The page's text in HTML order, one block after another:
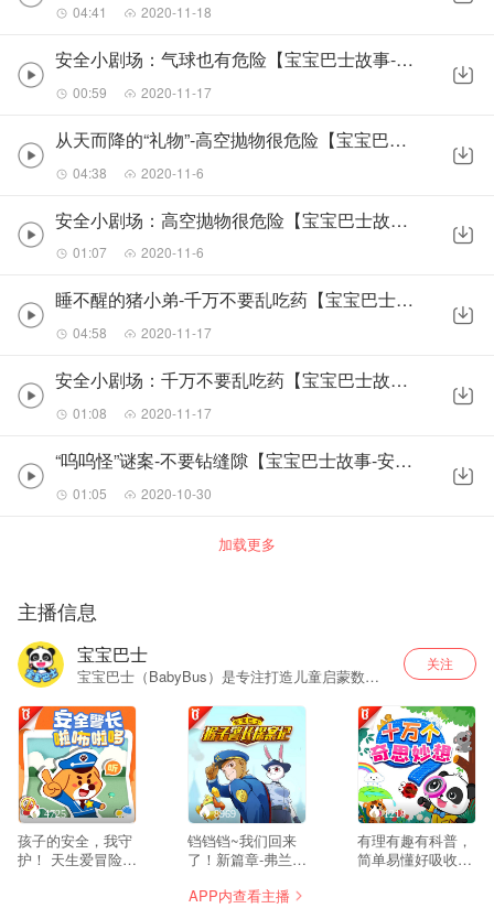
04:41 2020-11-18
安全小剧场：气球也有危险【宝宝巴士故事-安全警长啦咘啦哆】
00:59 2020-11-17
从天而降的“礼物”-高空抛物很危险【宝宝巴士故事-安全警长啦咘啦哆】
04:38 2020-11-6
安全小剧场：高空抛物很危险【宝宝巴士故事-安全警长啦咘啦哆】
01:07 2020-11-6
睡不醒的猪小弟-千万不要乱吃药【宝宝巴士故事-安全警长啦咘啦哆】
04:58 2020-11-17
安全小剧场：千万不要乱吃药【宝宝巴士故事-安全警长啦咘啦哆】
01:08 2020-11-17
“呜呜怪”谜案-不要钻缝隙【宝宝巴士故事-安全警长啦咘啦哆】
01:05 2020-10-30
加载更多
主播信息
宝宝巴士
宝宝巴士（BabyBus）是专注打造儿童启蒙数字
蒙”的理念，量身定制产品。
关注
4725
孩子的安全，我守
护！ 天生爱冒险，
8969
铛铛铛~我们回来
了！新篇章-弗兰熊
线！每周三、五、
1218
有理有趣有科普，
简单易懂好吸收。
APP内查看主播